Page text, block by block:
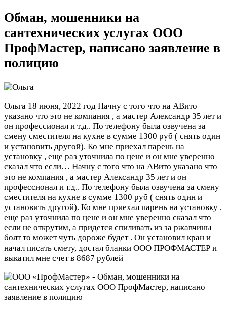
Обман, мошенники на
сантехнических услугах ООО
ПрофМастер, написано заявление в
полицию
Ольга 18 июня, 2022 год Начну с того что на АВито
указано что это не компания , а мастер Александр 35 лет и
он профессионал и т.д.. По телефону была озвучена за
смену сместителя на кухне в сумме 1300 руб ( снять один
и установить другой). Ко мне приехал парень на
установку , еще раз уточнила по цене и он мне уверенно
сказал что если… Начну с того что на АВито указано что
это не компания , а мастер Александр 35 лет и он
профессионал и т.д.. По телефону была озвучена за смену
сместителя на кухне в сумме 1300 руб ( снять один и
установить другой). Ко мне приехал парень на установку ,
еще раз уточнила по цене и он мне уверенно сказал что
если не открутим, а придется спиливать из за ржавчины
болт то может чуть дороже будет . Он установил кран и
начал писать смету, достал бланки ООО ПРОФМАСТЕР и
выкатил мне счет в 8687 рублей